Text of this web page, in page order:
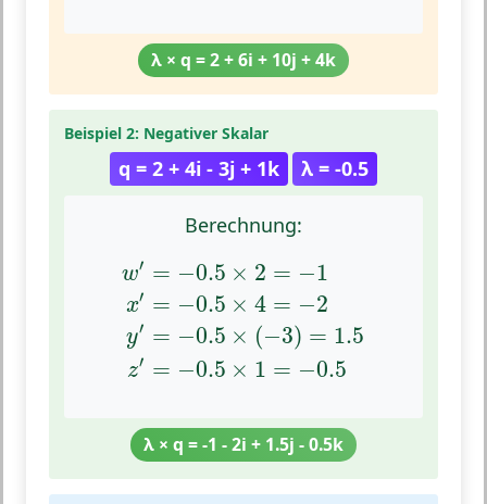
λ × q = 2 + 6i + 10j + 4k
Beispiel 2: Negativer Skalar
q = 2 + 4i - 3j + 1k λ = -0.5
Berechnung:
w′ = −0.5 × 2 = −1
x′ = −0.5 × 4 = −2
y′ = −0.5 × (−3) = 1.5
z′ = −0.5 × 1 = −0.5
′= 0.5× 2 −1 0.5
λ × q = -1 - 2i + 1.5j - 0.5k